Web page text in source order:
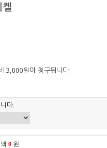
3,000원이 청구됩니다.
다.
0 원